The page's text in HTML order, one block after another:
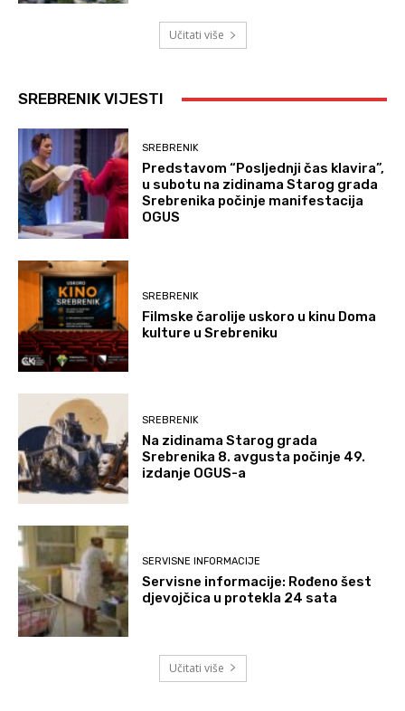
Učitati više
SREBRENIK VIJESTI
SREBRENIK
Predstavom “Posljednji čas klavira”,
u subotu na zidinama Starog grada
Srebrenika počinje manifestacija
OGUS
SREBRENIK
Filmske čarolije uskoro u kinu Doma
kulture u Srebreniku
SREBRENIK
Na zidinama Starog grada
Srebrenika 8. avgusta počinje 49.
izdanje OGUS-a
SERVISNE INFORMACIJE
Servisne informacije: Rođeno šest
djevojčica u protekla 24 sata
Učitati više